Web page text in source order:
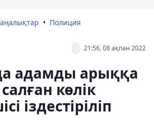
Полиция
21:56, 08 ақпан 2022
адамды арыққа
көлік
іздестіріліп